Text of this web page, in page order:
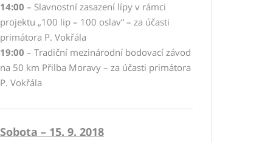
14:00 – Slavnostní zasazení lípy v rámci
projektu „100 lip – 100 oslav“ – za účasti
primátora P. Vokřála
19:00 – Tradiční mezinárodní bodovací závod
na 50 km Přilba Moravy – za účasti primátora
P. Vokřála
Sobota – 15. 9. 2018